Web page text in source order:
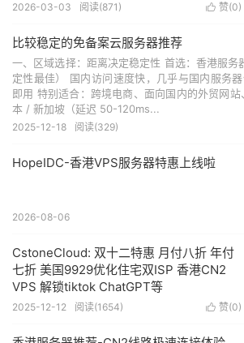
 赞(0)
2026-03-03 阅读(871 )
比较稳定的免备案云服务器推荐
一、区域选择：距离决定稳定性 首选：香港服
定性最佳） 国内访问速度快，几乎与国内服务
即用 特别适合：跨境电商、面向国内的外贸网
本 / 新加坡（延迟 50-120ms...
2025-12-18 阅读(329)
HopeIDC-香港VPS服务器特惠上线啦
2026-08-06
CstoneCloud: 双十二特惠 月付八折 年付
七折 美国9929优化住宅双ISP 香港CN2
VPS 解锁tiktok ChatGPT等
 赞(0)
2025-12-12 阅读(1654)